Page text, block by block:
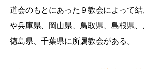
道会のもとにあった９教会によって
や兵庫県、岡山県、鳥取県、島根県、
徳島県、千葉県に所属教会がある。